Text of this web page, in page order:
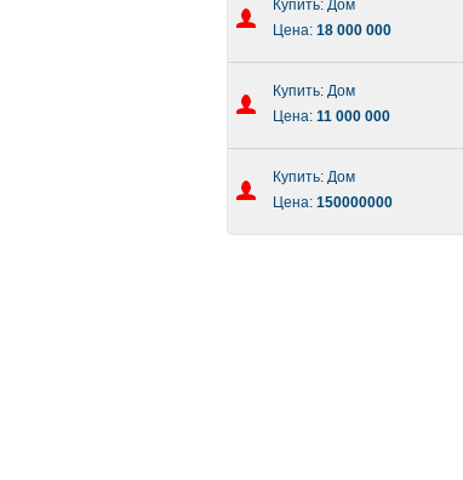
Купить: Дом
Цена: 18 000 000
Купить: Дом
Цена: 11 000 000
Купить: Дом
Цена: 150000000